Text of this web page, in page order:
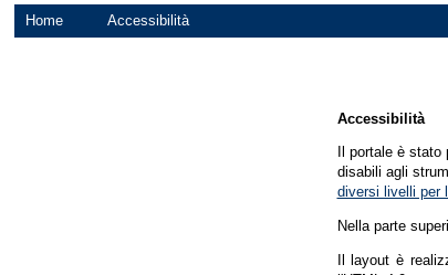
Home Accessibilità
Accessibilità
Il portale è stato
disabili agli
diversi livelli per
Nella parte
Il layout è